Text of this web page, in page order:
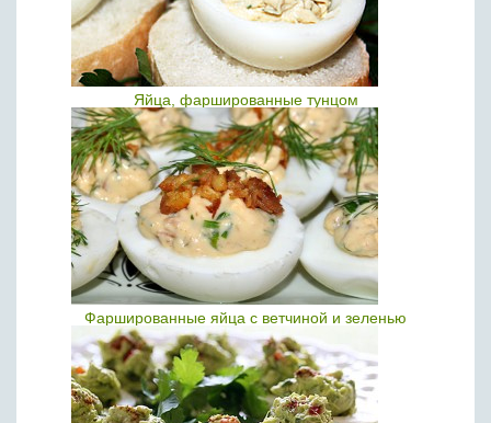
Яйца, фаршированные тунцом
Фаршированные яйца с ветчиной и зеленью